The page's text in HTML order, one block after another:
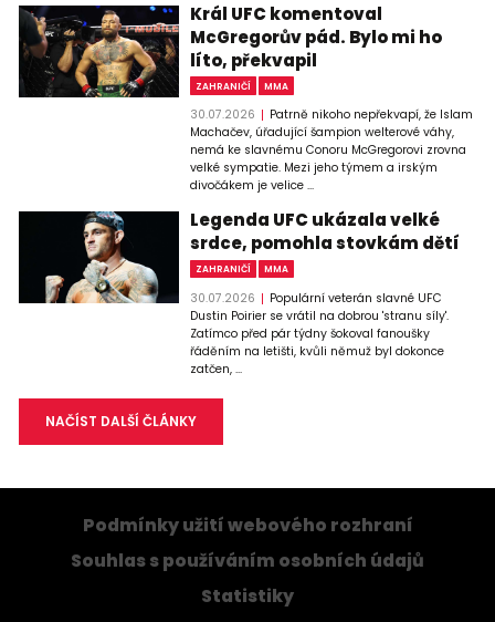
Král UFC komentoval
McGregorův pád. Bylo mi ho
líto, překvapil
ZAHRANIČÍ MMA
30.07.2026
Patrně nikoho nepřekvapí, že Islam
Machačev, úřadující šampion welterové váhy,
nemá ke slavnému Conoru McGregorovi zrovna
velké sympatie. Mezi jeho týmem a irským
divočákem je velice ...
Legenda UFC ukázala velké
srdce, pomohla stovkám dětí
ZAHRANIČÍ MMA
30.07.2026
Populární veterán slavné UFC
Dustin Poirier se vrátil na dobrou 'stranu síly'.
Zatímco před pár týdny šokoval fanoušky
řáděním na letišti, kvůli němuž byl dokonce
zatčen, ...
NAČÍST DALŠÍ ČLÁNKY
Podmínky užití webového rozhraní
Souhlas s používáním osobních údajů
Statistiky